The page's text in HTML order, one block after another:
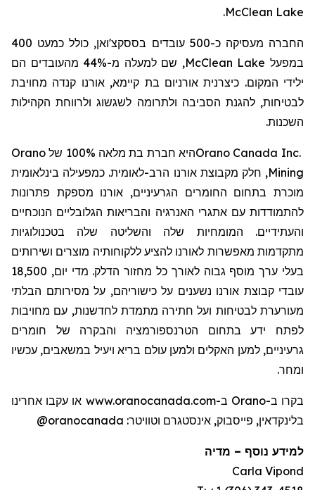
McClean Lake
.
החברה מעסיקה כ-500 עובדים בססקצ'ואן, כולל כמעט 400
במפעל McClean Lake, שם למעלה מ-44% מהעובדים הם
ילידי המקום. כיצרנית אורניום בת קיימא, אורנו קנדה מחויבת
לבטיחות, להגנת הסביבה ולתרומה לשגשוג ולרווחת הקהילות
השכנות.
Orano Canada Inc.היא חברת בת מלאה
Orano
Mining, חלק מקבוצת אורנו הרב-לאומית. כמפעילה בינלאומית
מוכרת בתחום החומרים הגרעיניים, אורנו מספקת פתרונות
להתמודדות עם אתגרי האנרגיה והבריאות הגלובליים הנוכחיים
והעתידיים. המומחיות שלה והשליטה שלה בטכנולוגיות
מתקדמות מאפשרות לאורנו להציע ללקוחותיה מוצרים ושירותים
בעלי ערך מוסף גבוה לאורך כל מחזור הדלק. מדי יום, 18,500
עובדי קבוצת אורנו נשענים על כישוריהם, על מסירותם הבלתי
מעורערת לבטיחות ועל חתירה מתמדת לחדשנות, עם מחויבות
לפתח ידע בתחום הטרנספורמציה והבקרה של חומרים
גרעיניים, למען האקלים ולמען עולם בריא ויעיל במשאבים, עכשיו
ומחר.
בקרו ב-Orano ב-www.oranocanada.com או עקבו אחרינו
בלינקדאין, פייסבוק, אינסטגרם וטוויטר: @oranocanada
למידע נוסף – מדיה
Carla Vipond